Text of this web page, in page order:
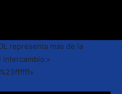
representa más de la
intercambio.»